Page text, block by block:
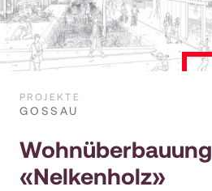
PROJEKTE
GOSSAU
Wohnüberbauung
«Nelkenholz»
Kaufen